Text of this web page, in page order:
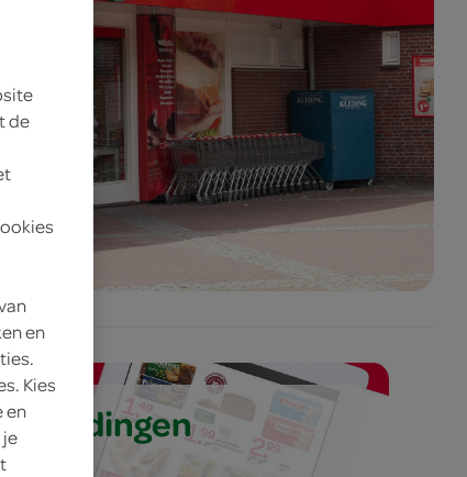
de
en
Kies
en